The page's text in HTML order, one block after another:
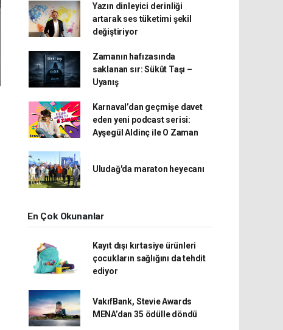
Yazın dinleyici derinliği
artarak ses tüketimi şekil
değiştiriyor
Zamanın hafızasında
saklanan sır: Sükût Taşı –
Uyanış
Karnaval’dan geçmişe davet
eden yeni podcast serisi:
Ayşegül Aldinç ile O Zaman
Uludağ'da maraton heyecanı
En Çok Okunanlar
Kayıt dışı kırtasiye ürünleri
çocukların sağlığını da tehdit
ediyor
VakıfBank, Stevie Awards
MENA’dan 35 ödülle döndü